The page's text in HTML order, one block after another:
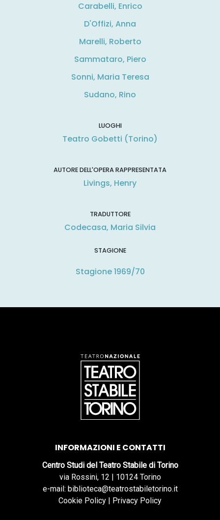
Carabelli, Enrico
D'Offizi, Anna
Marelli, Roberto
Sammataro, Piero
Sonni, Maria Teresa
Sudano, Rino
LUOGHI
Teatro Gobetti (Torino)
AUTORE DELL'OPERA RAPPRESENTATA
Livings, Henry
TRADUTTORE
Codecasa, Maria Silvia
STAGIONE
Stagione 1969/70
INFORMAZIONI E CONTATTI
Centro Studi del Teatro Stabile di Torino
via Rossini, 12 | 10124 Torino
e-mail: biblioteca@teatrostabiletorino.it
Cookie Policy | Privacy Policy